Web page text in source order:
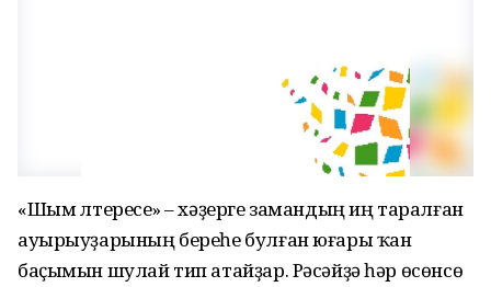
«Шым үлтереүсе» – хәҙерге замандың иң таралған
ауырыуҙарының береһе булған юғары ҡан
баҫымын шулай тип атайҙар. Рәсәйҙә һәр өсөнсө